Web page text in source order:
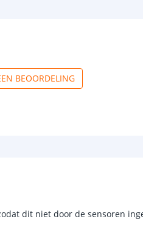
BEOORDELING
dit niet door de sensoren